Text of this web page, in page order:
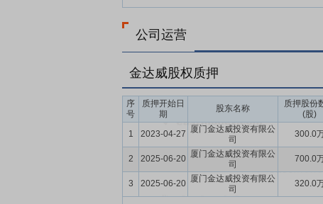
公司运营
金达威股权质押
序
号
质押开始日
期
股东名称
质押股份
(股)
1 2023-04-27 厦门金达威投资有限公
司
300.0
2
2025-06-20 厦门金达威投资有限公
司
700.0
3
2025-06-20 厦门金达威投资有限公
司
320.0